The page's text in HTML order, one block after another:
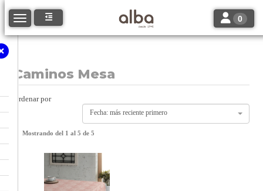
Toggle navigation Toggle
0
Caminos Mesa
Ordenar por
Fecha: más reciente primero
Mostrando del 1 al 5 de 5